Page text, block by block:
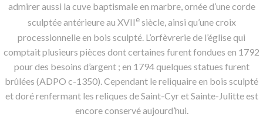
admirer aussi la cuve baptismale en marbre, ornée d’une corde
sculptée antérieure au XVIIesiècle, ainsi qu’une croix
processionnelle en bois sculpté. L’orfèvrerie de l’église qui
comptait plusieurs pièces dont certaines furent fondues en 1792
pour des besoins d’argent ; en 1794 quelques statues furent
brûlées (ADPO c-1350). Cependant le reliquaire en bois sculpté
et doré renfermant les reliques de Saint-Cyr et Sainte-Julitte est
encore conservé aujourd’hui.